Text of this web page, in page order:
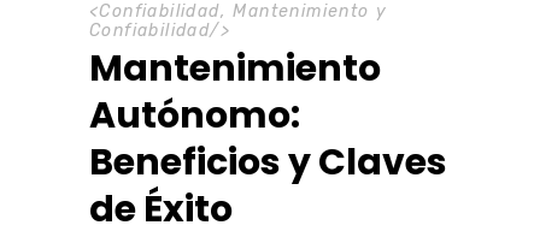
<Confiabilidad,Mantenimiento y
Confiabilidad/>
Mantenimiento
Autónomo:
Beneficios y Claves
de Éxito